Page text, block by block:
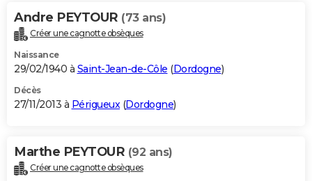
Andre PEYTOUR (73 ans)
Créer une cagnotte obsèques
Naissance
29/02/1940 à Saint-Jean-de-Côle (Dordogne)
Décès
27/11/2013 à Périgueux(Dordogne)
Marthe PEYTOUR (92 ans)
Créer une cagnotte obsèques